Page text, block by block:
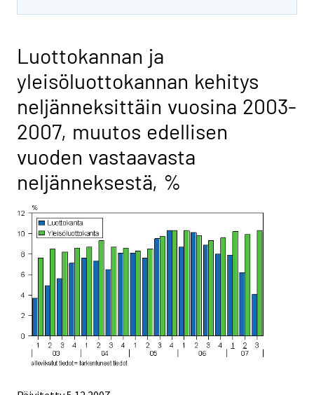
Luottokannan ja
yleisöluottokannan kehitys
neljänneksittäin vuosina 2003-
2007, muutos edellisen
vuoden vastaavasta
neljänneksestä, %